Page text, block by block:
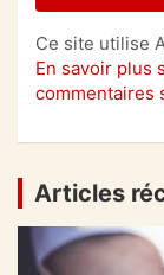
Ce site utilise
En savoir plus
commentaires
Articles